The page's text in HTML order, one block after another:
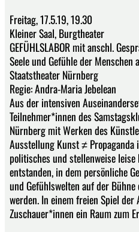
Freitag, 17.5.19, 19.30
Kleiner Saal, Burgtheater
GEFÜHLSLABOR mit anschl.
Seele und Gefühle der Menschen
Staatstheater Nürnberg
Regie: Andra-Maria Jebelean
Aus der intensiven
Teilnehmer*innen des
Nürnberg mit Werken des
Ausstellung Kunst ≠
politisches und stellenweise
entstanden, in dem persönliche
und Gefühlswelten auf der
werden. In einem freien Spiel
Zuschauer*innen ein Raum zum